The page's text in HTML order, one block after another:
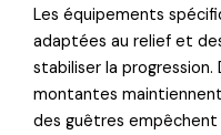
Les équipements
adaptées au relief et
stabiliser la progression.
montantes
des guêtres empêchent